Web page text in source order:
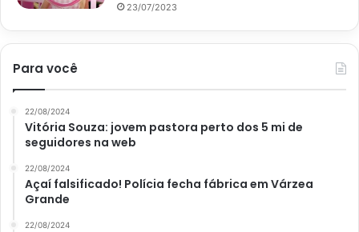
23/07/2023
Para você
22/08/2024
Vitória Souza: jovem pastora perto dos 5 mi de
seguidores na web
22/08/2024
Açaí falsificado! Polícia fecha fábrica em Várzea
Grande
22/08/2024